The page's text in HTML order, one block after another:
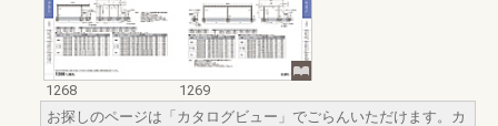
1268
1269
お探しのページは「カタログビュー」でごらんいただけます。カ